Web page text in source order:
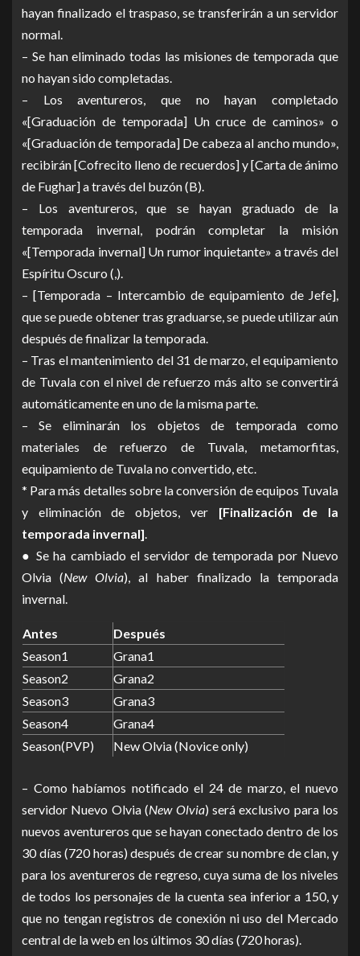
hayan finalizado el traspaso, se transferirán a un servidor
normal.
– Se han eliminado todas las misiones de temporada que
no hayan sido completadas.
– Los aventureros, que no hayan completado
«[Graduación de temporada] Un cruce de caminos» o
«[Graduación de temporada] De cabeza al ancho mundo»,
recibirán [Cofrecito lleno de recuerdos] y [Carta de ánimo
de Fughar] a través del buzón (B).
– Los aventureros, que se hayan graduado de la
temporada invernal, podrán completar la misión
«[Temporada invernal] Un rumor inquietante» a través del
Espíritu Oscuro (,).
– [Temporada – Intercambio de equipamiento de Jefe],
que se puede obtener tras graduarse, se puede utilizar aún
después de finalizar la temporada.
– Tras el mantenimiento del 31 de marzo, el equipamiento
de Tuvala con el nivel de refuerzo más alto se convertirá
automáticamente en uno de la misma parte.
– Se eliminarán los objetos de temporada como
materiales de refuerzo de Tuvala, metamorfitas,
equipamiento de Tuvala no convertido, etc.
* Para más detalles sobre la conversión de equipos Tuvala
y eliminación de objetos, ver [Finalización de la
temporada invernal].
● Se ha cambiado el servidor de temporada por Nuevo
Olvia (New Olvia), al haber finalizado la temporada
invernal.
Antes
Después
Season1
Grana1
Season2
Grana2
Season3
Grana3
Season4
Grana4
Season(PVP)
New Olvia (Novice only)
– Como habíamos notificado el 24 de marzo, el nuevo
servidor Nuevo Olvia (New Olvia) será exclusivo para los
nuevos aventureros que se hayan conectado dentro de los
30 días (720 horas) después de crear su nombre de clan, y
para los aventureros de regreso, cuya suma de los niveles
de todos los personajes de la cuenta sea inferior a 150, y
que no tengan registros de conexión ni uso del Mercado
central de la web en los últimos 30 días (720 horas).